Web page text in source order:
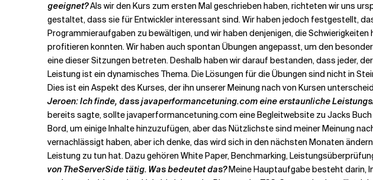
geeignet?Als wir den Kurs zum ersten Mal geschrieben haben, richteten wir uns
gestaltet, dass sie für Entwickler interessant sind. Wir haben jedoch festgestellt,
Programmieraufgaben zu bewältigen, und wir haben denjenigen, die
profitieren konnten. Wir haben auch spontan Übungen angepasst, um den
eine dieser Sitzungen betreten. Deshalb haben wir darauf bestanden, dass jeder,
Leistung ist ein dynamisches Thema. Die Lösungen für die Übungen sind nicht in
Dies ist ein Aspekt des Kurses, der ihn unserer Meinung nach von Kursen
Jeroen: Ich finde, dass javaperformancetuning.com eine erstaunliche
bereits sagte, sollte javaperformancetuning.com eine Begleitwebsite zu Jacks
Bord, um einige Inhalte hinzuzufügen, aber das Nützlichste sind meiner Meinung
vernachlässigt haben, aber ich denke, das wird sich in den nächsten Monaten
Leistung zu tun hat. Dazu gehören White Paper, Benchmarking,
von TheServerSide tätig. Was bedeutet das?Meine Hauptaufgabe besteht darin,